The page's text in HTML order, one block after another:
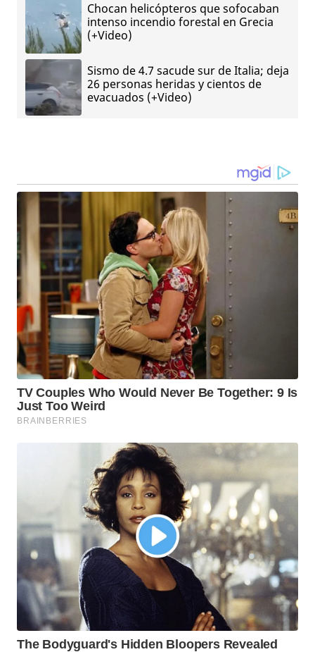
Chocan helicópteros que sofocaban
intenso incendio forestal en Grecia
(+Video)
Sismo de 4.7 sacude sur de Italia; deja
26 personas heridas y cientos de
evacuados (+Video)